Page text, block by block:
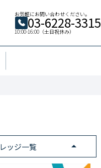
お気軽にお問い合わせください。
03-6228-3315
10:00-16:00（土日祝休み）
ッジ一覧 arrow_drop_up